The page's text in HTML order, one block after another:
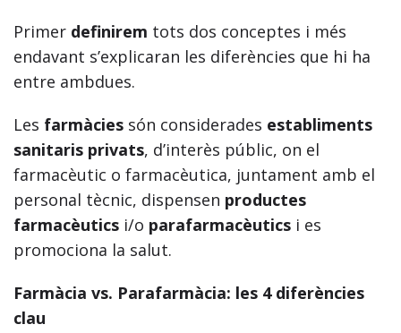
Primer definirem tots dos conceptes i més
endavant s’explicaran les diferències que hi ha
entre ambdues.
Les farmàcies són considerades establiments
sanitaris privats, d’interès públic, on el
farmacèutic o farmacèutica, juntament amb el
personal tècnic, dispensen productes
farmacèutics i/o parafarmacèutics i es
promociona la salut.
Farmàcia vs. Parafarmàcia: les 4 diferències
clau